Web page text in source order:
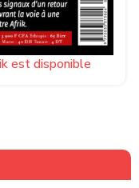
est disponible